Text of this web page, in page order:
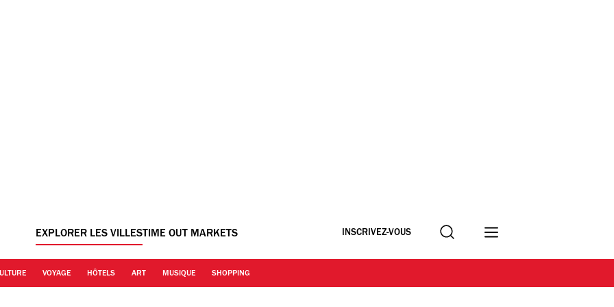
EXPLORER LES VILLESTIME OUT MARKETS INSCRIVEZ-VOUS Recherche
VOYAGE HÔTELS ART MUSIQUE SHOPPING